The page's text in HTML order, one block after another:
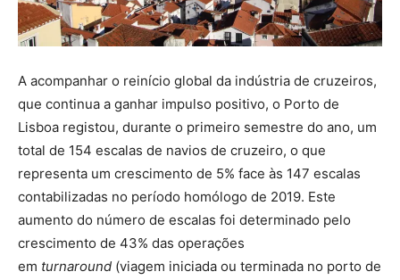
A acompanhar o reinício global da indústria de cruzeiros,
que continua a ganhar impulso positivo, o Porto de
Lisboa registou, durante o primeiro semestre do ano, um
total de 154 escalas de navios de cruzeiro, o que
representa um crescimento de 5% face às 147 escalas
contabilizadas no período homólogo de 2019. Este
aumento do número de escalas foi determinado pelo
crescimento de 43% das operações
em turnaround (viagem iniciada ou terminada no porto de